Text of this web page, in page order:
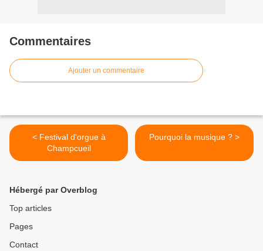
Commentaires
Ajouter un commentaire
< Festival d'orgue à
Champcueil
Pourquoi la musique ? >
Hébergé par Overblog
Top articles
Pages
Contact